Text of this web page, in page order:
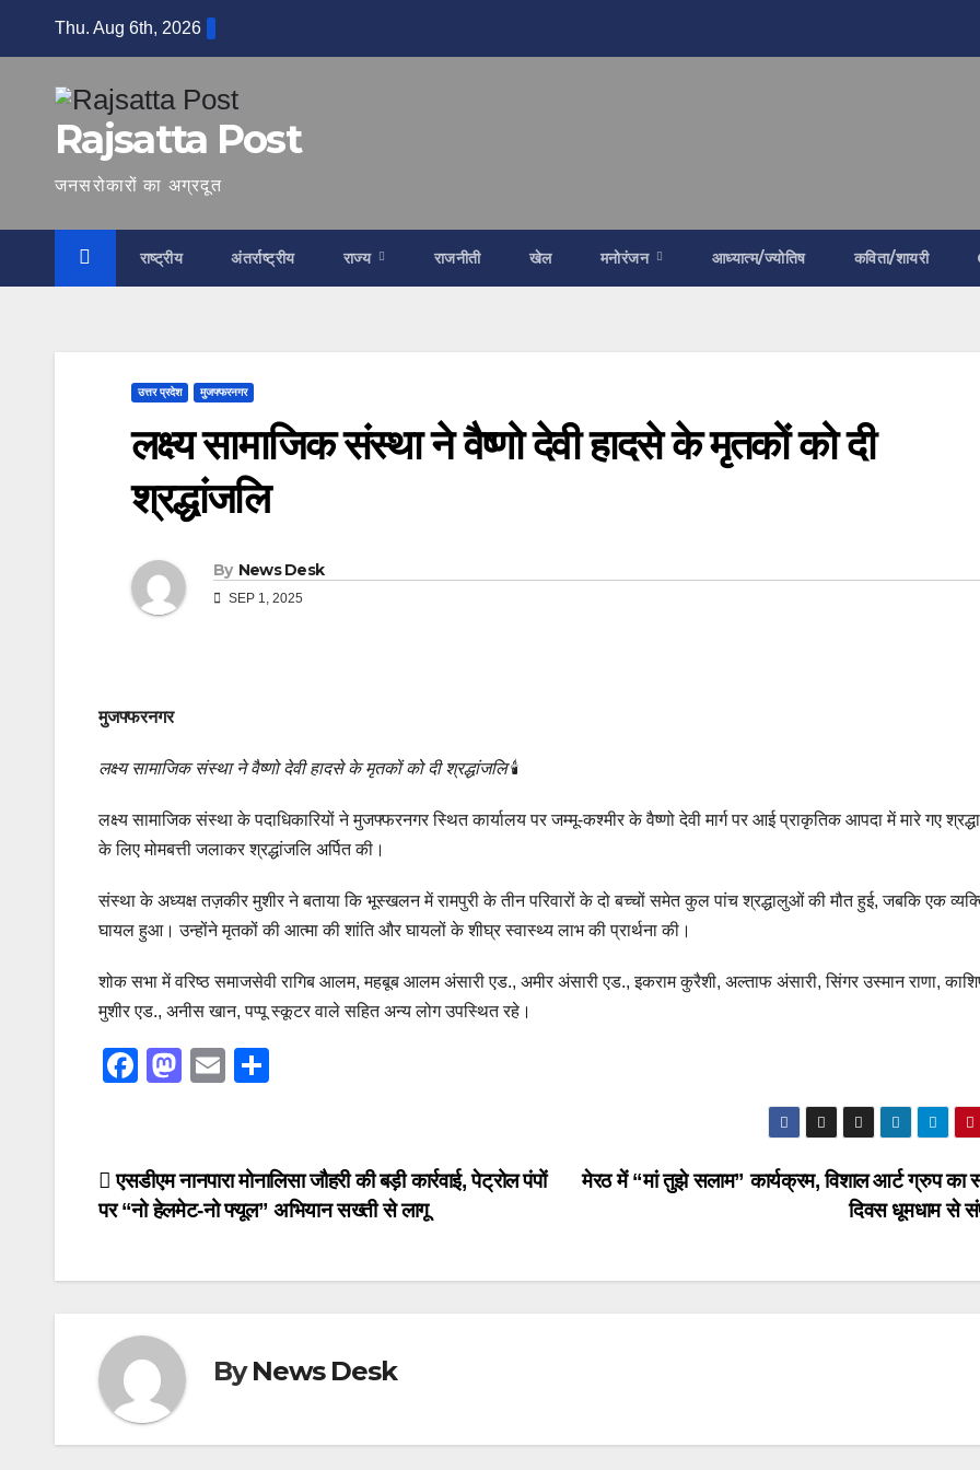
Thu. Aug 6th, 2026
Rajsatta Post
जनसरोकारों का अग्रदूत
राष्ट्रीय अंतर्राष्ट्रीय राज्य राजनीती खेल मनोरंजन आध्यात्म/ज्योतिष कविता/शायरी
उत्तर प्रदेश मुजफ्फरनगर
लक्ष्य सामाजिक संस्था ने वैष्णो देवी हादसे के मृतकों को दी
श्रद्धांजलि
By News Desk
SEP 1, 2025
मुजफ्फरनगर
लक्ष्य सामाजिक संस्था ने वैष्णो देवी हादसे के मृतकों को दी श्रद्धांजलि🕯️
लक्ष्य सामाजिक संस्था के पदाधिकारियों ने मुजफ्फरनगर स्थित कार्यालय पर जम्मू-कश्मीर के वैष्णो देवी मार्ग पर आई प्राकृतिक आपदा में मारे गए
के लिए मोमबत्ती जलाकर श्रद्धांजलि अर्पित की।
संस्था के अध्यक्ष तज़कीर मुशीर ने बताया कि भूस्खलन में रामपुरी के तीन परिवारों के दो बच्चों समेत कुल पांच श्रद्धालुओं की मौत हुई, जबकि एक
घायल हुआ। उन्होंने मृतकों की आत्मा की शांति और घायलों के शीघ्र स्वास्थ्य लाभ की प्रार्थना की।
शोक सभा में वरिष्ठ समाजसेवी रागिब आलम, महबूब आलम अंसारी एड., अमीर अंसारी एड., इकराम कुरैशी, अल्ताफ अंसारी, सिंगर उस्मान राणा,
मुशीर एड., अनीस खान, पप्पू स्कूटर वाले सहित अन्य लोग उपस्थित रहे।
F
e
b
o
M
o
d
n
E
e
Post
navigation
मेरठ में “मां तुझे सलाम” कार्यक्रम, विशाल आर्ट ग्रुप का
दिवस धूमधाम से
एसडीएम नानपारा मोनालिसा जौहरी की बड़ी कार्रवाई, पेट्रोल पंपों
पर “नो हेलमेट-नो फ्यूल” अभियान सख्ती से लागू
ByNews Desk